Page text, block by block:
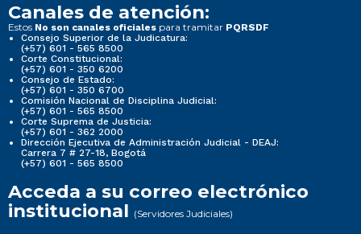
Canales de atención:
Estos No son canales oficiales para tramitar PQRSDF
Consejo Superior de la Judicatura:
(+57) 601 - 565 8500
Corte Constitucional:
(+57) 601 - 350 6200
Consejo de Estado:
(+57) 601 - 350 6700
Comisión Nacional de Disciplina Judicial:
(+57) 601 - 565 8500
Corte Suprema de Justicia:
(+57) 601 - 362 2000
Dirección Ejecutiva de Administración Judicial - DEAJ:
Carrera 7 # 27-18, Bogotá
(+57) 601 - 565 8500
Acceda a su correo electrónico
institucional (Servidores Judiciales)